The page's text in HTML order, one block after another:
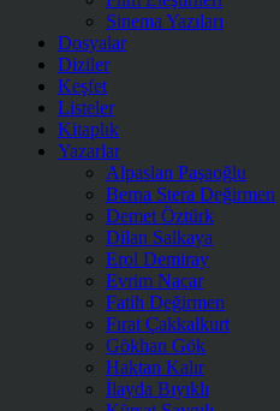
Sinema Yazıları
Dosyalar
Diziler
Keşfet
Listeler
Kitaplık
Yazarlar
Alpaslan Paşaoğlu
Berna Stera Değirmen
Demet Öztürk
Dilan Salkaya
Erol Demiray
Evrim Nacar
Fatih Değirmen
Fırat Çakkalkurt
Gökhan Gök
Haktan Kalır
İlayda Bıyıklı